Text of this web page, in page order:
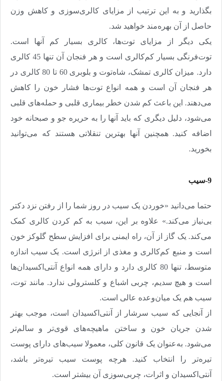
بگذارید و به این ترتیب از مزایای کالری‌سوزی و کاهش وزن
حاصل از آن بهره‌مند خواهید شد.
یکی دیگر از مزایای توت‌ها، کالری بسیار کم آنها است.
توت‌فرنگی بسیار کم‌کالری است و هر فنجان آن تنها 45 کالری
دارد. میزان کالری تمشک، شاه‌توت و بلوبری 60 تا 80 کالری در
هر فنجان آن است و همه انواع توت‌ها فشار خون را کاهش
می‌دهند. این باعث کم شدن خطر بیماری قلبی و حمله‌های قلبی
می‌شود، دلیل دیگری که باید آنها را به حریره جو و صبحانه خود
اضافه کنید. همچنین آنها بهترین تنقلاتی هستند که می‌توانید
بخورید.
9-سیب
حتما می‌دانید «خوردن یک سیب در روز شما را از رفتن نزد دکتر
بی‌نیاز می‌کند.» علاوه بر این، سیب به کم کردن کالری کمک
می‌کند. یک گاز از آن، راه ایمنی برای افزایش سطح گلوکز خون
است و منبع کم‌کالری و مغذی از انرژی است. یک سیب اندازه
متوسط، تنها 80 کالری دارد و دارای همه انواع آنتی‌اکسیدان‌ها
است و هیچ سدیم،‌ چربی اشباع و کلسترولی ندارد. مانند توت،
سیب هم یک میان‌وعده عالی است.
از آنجایی که سیب سرشار از آنتی‌اکسیدان است، موجب بهتر
شدن جریان خون و ساختن ماهیچه‌های قوی‌تر و سالم‌تر
می‌شود. به‌عنوان یک قانون کلی، معمولا سیب‌های دارای پوست
تیره‌تر را انتخاب کنید. هرچه پوست سیب تیره‌تر باشد،
آنتی‌اکسیدان و اثرات، چربی‌سوزی آن بیشتر است.